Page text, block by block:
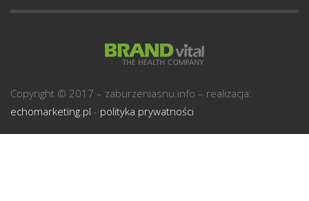
Copyright © 2017 – zaburzeniasnu.info – realizacja:
echomarketing.pl - polityka prywatności